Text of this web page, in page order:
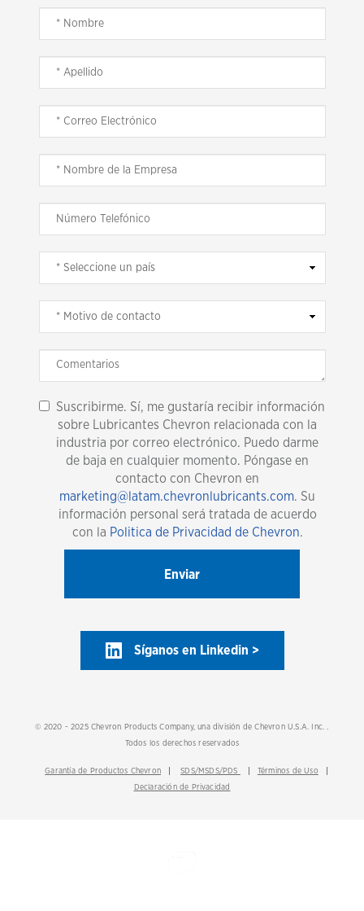
Suscribirme. Sí, me gustaría recibir información
sobre Lubricantes Chevron relacionada con la
industria por correo electrónico. Puedo darme
de baja en cualquier momento. Póngase en
contacto con Chevron en
marketing@latam.chevronlubricants.com. Su
información personal será tratada de acuerdo
con la Politica de Privacidad de Chevron.
Síganos en Linkedin >
© 2020 - 2025 Chevron Products Company, una división de Chevron U.S.A. Inc. .
Todos los derechos reservados
Garantía de Productos Chevron SDS/MSDS/PDS
Términos de Uso
Declaración de Privacidad